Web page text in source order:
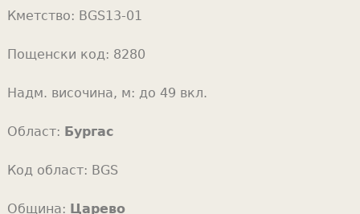
m
e
Кметство: BGS13-01
Пощенски код: 8280
Надм. височина, м: до 49 вкл.
Област: Бургас
Код област: BGS
Община: Царево